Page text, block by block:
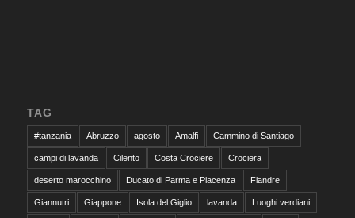
TAG
#tanzania Abruzzo agosto Amalfi Cammino di Santiago
campi di lavanda Cilento Costa Crociere Crociera
deserto marocchino Ducato di Parma e Piacenza Fiandre
Giannutri Giappone Isola del Giglio lavanda Luoghi verdiani